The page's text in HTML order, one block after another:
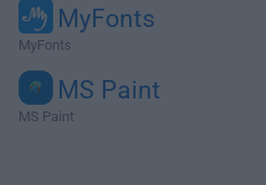
MyFonts
MyFonts
MS Paint
MS Paint